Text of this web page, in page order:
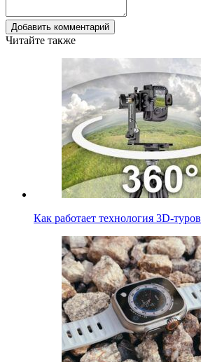
Добавить комментарий
Читайте также
Как работает технология 3D-туров